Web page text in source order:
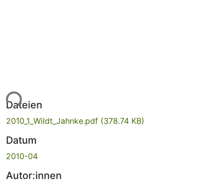
Dateien
2010_1_Wildt_Jahnke.pdf (378.74 KB)
Datum
2010-04
Autor:innen